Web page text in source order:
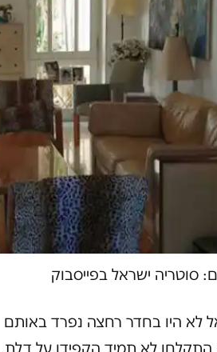
סוטריה ישראל בפייסבוק
3ב' באברבנאל לא היו בחדר רחצה נפרד באותם
התקלחו לא תמיד הקפידו על דלת